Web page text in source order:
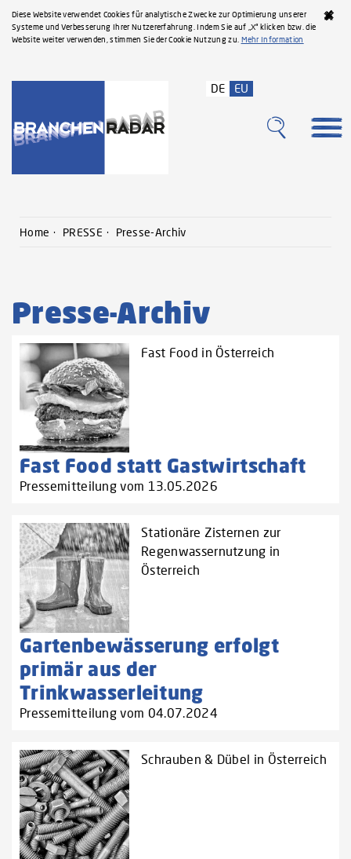
Diese Website verwendet Cookies für analytische Zwecke zur Optimierung unserer
Systeme und Verbesserung Ihrer Nutzererfahrung. Indem Sie auf „X“ klicken bzw. die
Website weiter verwenden, stimmen Sie der Cookie Nutzung zu. Mehr Information
DE EU
Home PRESSE Presse-Archiv
Presse-Archiv
Fast Food in Österreich
Fast Food statt Gastwirtschaft
Pressemitteilung vom 13.05.2026
Stationäre Zisternen zur
Regenwassernutzung in
Österreich
Gartenbewässerung erfolgt
primär aus der
Trinkwasserleitung
Pressemitteilung vom 04.07.2024
Schrauben & Dübel in Österreich